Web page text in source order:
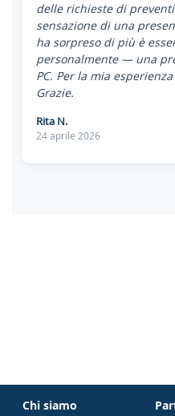
delle richieste di
sensazione di una
ha sorpreso di più è
personalmente — una
PC. Per la mia
Grazie.
Rita N.
24 aprile 2026
Chi siamo